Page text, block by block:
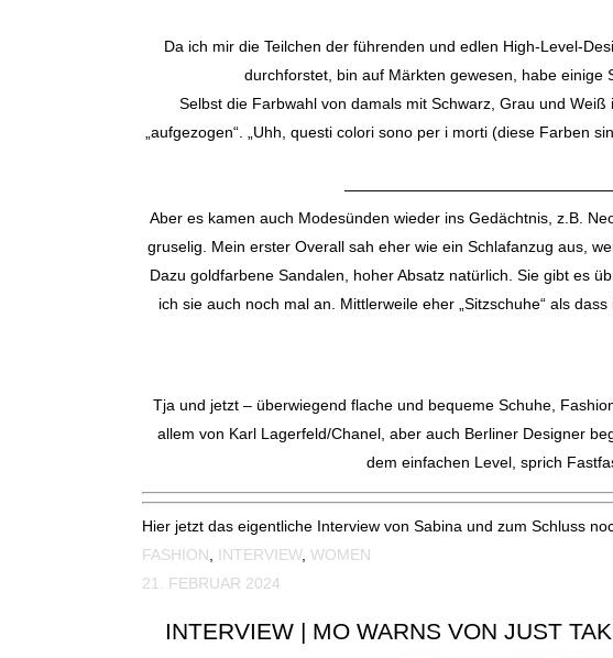
Da ich mir die Teilchen der führenden und edlen High-Level-
durchforstet, bin auf Märkten gewesen, habe einige
Selbst die Farbwahl von damals mit Schwarz, Grau und
„aufgezogen“. „Uhh, questi colori sono per i morti (diese Farben
Aber es kamen auch Modesünden wieder ins Gedächtnis, z.B.
gruselig. Mein erster Overall sah eher wie ein Schlafanzug aus,
Dazu goldfarbene Sandalen, hoher Absatz natürlich. Sie gibt es
ich sie auch noch mal an. Mittlerweile eher „Sitzschuhe“ als
Tja und jetzt – überwiegend flache und bequeme Schuhe,
allem von Karl Lagerfeld/Chanel, aber auch Berliner Designer
dem einfachen Level, sprich
Hier jetzt das eigentliche Interview von Sabina und zum Schluss
FASHION, INTERVIEW,WOMEN
21. FEBRUAR 2024
INTERVIEW | MO WARNS VON JUST